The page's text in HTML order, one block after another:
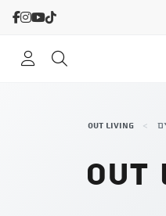
>
OUT LIVING
OUT